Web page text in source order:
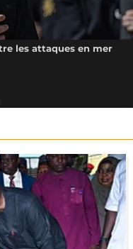
les attaques en mer